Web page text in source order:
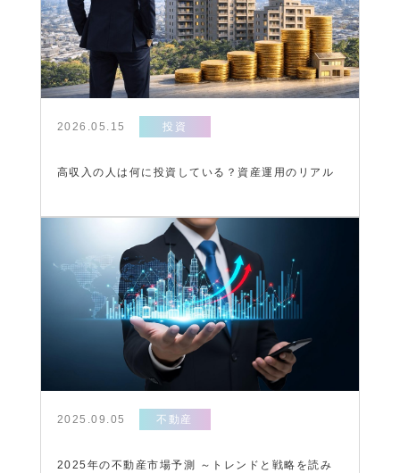
2026.05.15 投資
高収入の人は何に投資している？資産運用のリアル
2025.09.05 不動産
2025年の不動産市場予測 ～トレンドと戦略を読み